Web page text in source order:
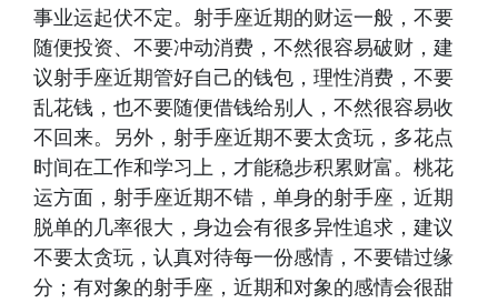
事业运起伏不定。射手座近期的财运一般，不要
随便投资、不要冲动消费，不然很容易破财，建
议射手座近期管好自己的钱包，理性消费，不要
乱花钱，也不要随便借钱给别人，不然很容易收
不回来。另外，射手座近期不要太贪玩，多花点
时间在工作和学习上，才能稳步积累财富。桃花
运方面，射手座近期不错，单身的射手座，近期
脱单的几率很大，身边会有很多异性追求，建议
不要太贪玩，认真对待每一份感情，不要错过缘
分；有对象的射手座，近期和对象的感情会很甜